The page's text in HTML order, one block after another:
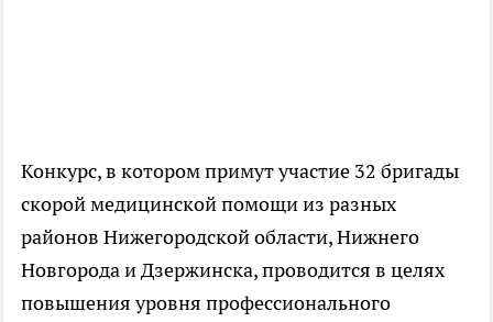
Конкурс, в котором примут участие 32 бригады
скорой медицинской помощи из разных
районов Нижегородской области, Нижнего
Новгорода и Дзержинска, проводится в целях
повышения уровня профессионального